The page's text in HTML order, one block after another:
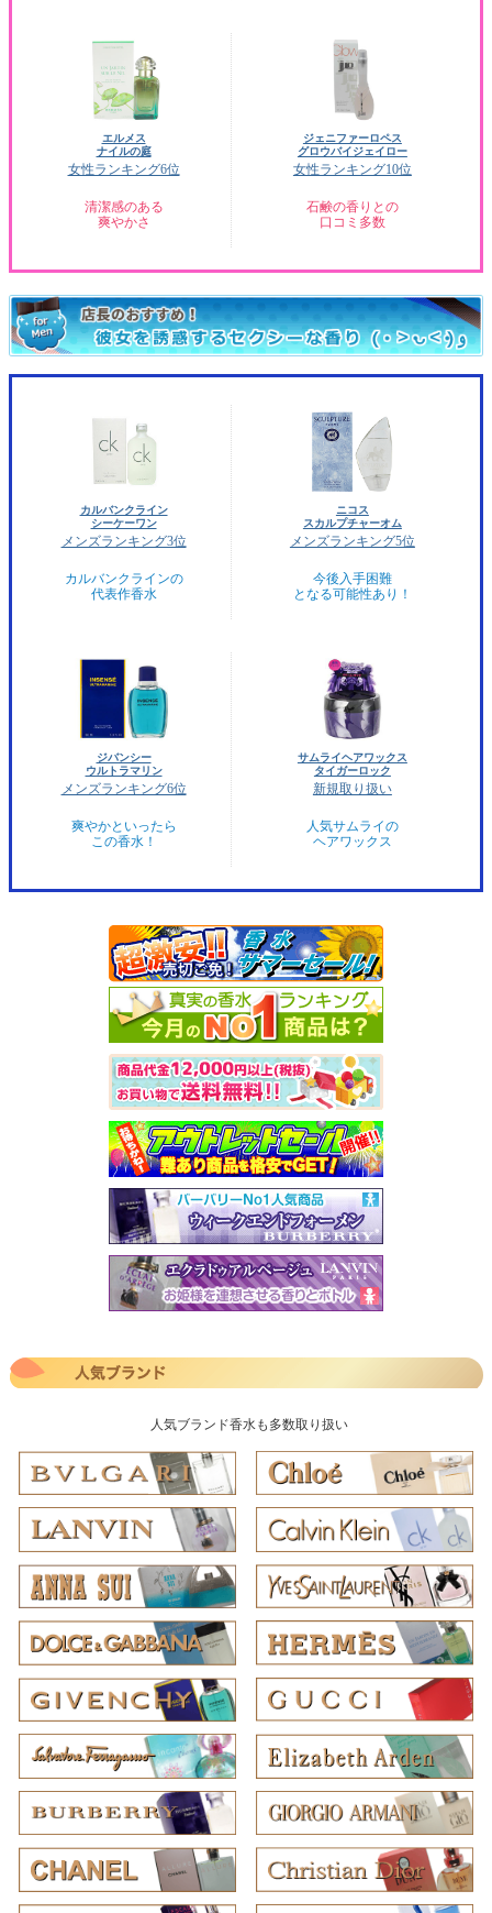
エルメス
ナイルの庭
女性ランキング6位
清潔感のある
爽やかさ
ジェニファーロペス
グロウバイジェイロー
女性ランキング10位
石鹸の香りとの
口コミ多数
カルバンクライン
シーケーワン
メンズランキング3位
カルバンクラインの
代表作香水
ニコス
スカルプチャーオム
メンズランキング5位
今後入手困難
となる可能性あり！
ジバンシー
ウルトラマリン
メンズランキング6位
爽やかといったら
この香水！
サムライヘアワックス
タイガーロック
新規取り扱い
人気サムライの
ヘアワックス
人気ブランド香水も多数取り扱い